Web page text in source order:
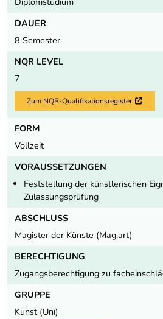
DAUER
8 Semester
NQR LEVEL
7
Zum NQR-Qualifikationsregister
FORM
Vollzeit
VORAUSSETZUNGEN
Fest­stel­lung der künstlerischen
Zulassungsprüfung
ABSCHLUSS
Magister der Künste (Mag.art)
BERECHTIGUNG
Zugangsberechtigung zu
GRUPPE
Kunst (Uni)